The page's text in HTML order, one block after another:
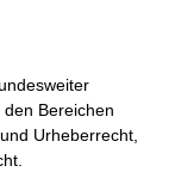
Bereichen
Urheberrecht,